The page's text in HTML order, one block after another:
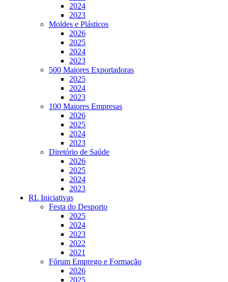
2024
2023
Moldes e Plásticos
2026
2025
2024
2023
500 Maiores Exportadoras
2025
2024
2023
100 Maiores Empresas
2026
2025
2024
2023
Diretório de Saúde
2026
2025
2024
2023
RL Iniciativas
Festa do Desporto
2025
2024
2023
2022
2021
Fórum Emprego e Formação
2026
2025